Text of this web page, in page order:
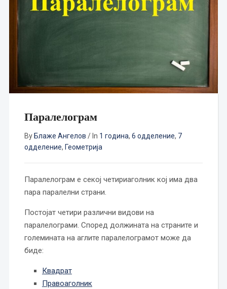
Паралелограм
By Блаже Ангелов / In 1 година, 6 одделение, 7
одделение, Геометрија
Паралелограм е секој четириаголник кој има два
пара паралелни страни.
Постојат четири различни видови на
паралелограми. Според должината на страните и
големината на аглите паралелограмот може да
биде:
Квадрат
Правоаголник